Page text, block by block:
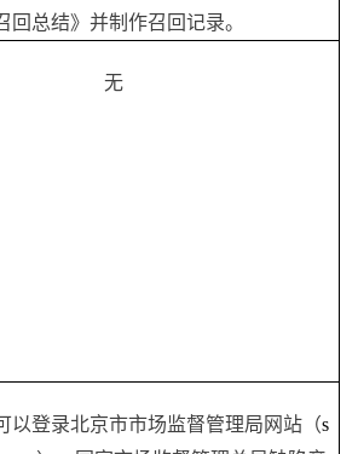
回总结》并制作召回记录。
无
以登录北京市市场监督管理局网站（s